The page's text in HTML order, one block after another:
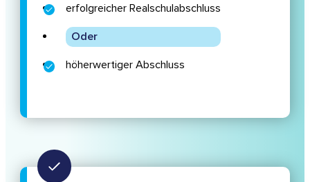
erfolgreicher Realschulabschluss
Oder
höherwertiger Abschluss